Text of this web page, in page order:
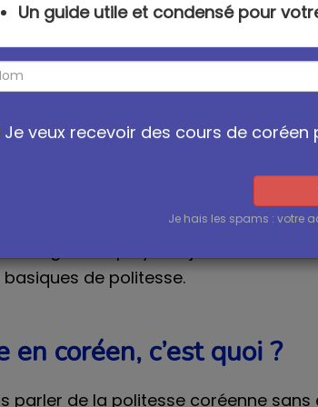
? Qu’est-ce que
déjà entendu ces termes : 존댓말
en coréen.
correspond en fait au style courant
quant à lui, représente
à vous servir du style
obligé d’employer le jondenmal. Il
de politesse.
en coréen, c’est quoi ?
parler de la politesse coréenne
Un guide utile et condensé pour
Je veux recevoir des cours de
Je hais les spams : votre